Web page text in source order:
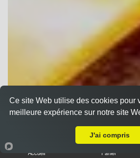
Accueil Panier
Ce site Web utilise des cookies pour
meilleure expérience sur notre site
J'ai compris